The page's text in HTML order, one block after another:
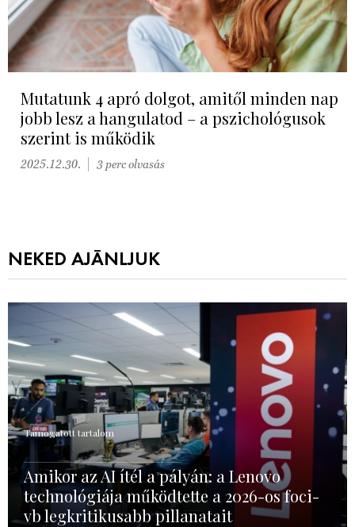
Mutatunk 4 apró dolgot, amitől minden nap
jobb lesz a hangulatod – a pszichológusok
szerint is működik
2025.12.30. 3 perc olvasás
NEKED AJÁNLJUK
Támogatott tartalom
Amikor az AI ítél a pályán: a Lenovo
technológiája működtette a 2026-os foci-
vb legkritikusabb pillanatait